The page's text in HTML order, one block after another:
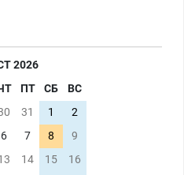
2026
ПТ СБ
ВС
31 1
2
6 7 8
9
14 15
16